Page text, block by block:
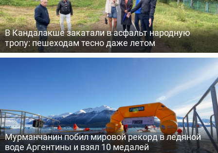
В Кандалакше закатали в асфальт народную
тропу: пешеходам тесно даже летом
Мурманчанин побил мировой рекорд в ледяной
воде Аргентины и взял 10 медалей